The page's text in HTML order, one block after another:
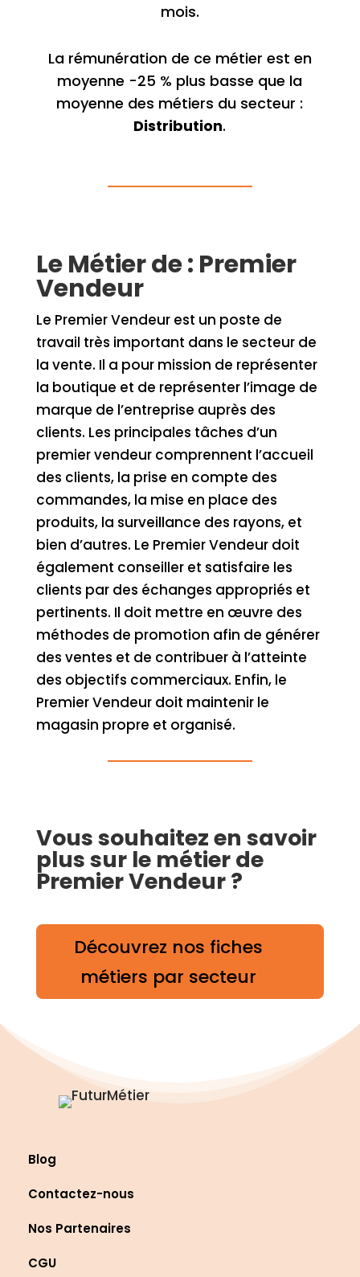
mois.
La rémunération de ce métier est en
moyenne -25 % plus basse que la
moyenne des métiers du secteur :
Distribution.
Le Métier de : Premier
Vendeur
Le Premier Vendeur est un poste de
travail très important dans le secteur de
la vente. Il a pour mission de représenter
la boutique et de représenter l’image de
marque de l’entreprise auprès des
clients. Les principales tâches d’un
premier vendeur comprennent l’accueil
des clients, la prise en compte des
commandes, la mise en place des
produits, la surveillance des rayons, et
bien d’autres. Le Premier Vendeur doit
également conseiller et satisfaire les
clients par des échanges appropriés et
pertinents. Il doit mettre en œuvre des
méthodes de promotion afin de générer
des ventes et de contribuer à l’atteinte
des objectifs commerciaux. Enfin, le
Premier Vendeur doit maintenir le
magasin propre et organisé.
Vous souhaitez en savoir
plus sur le métier de
Premier Vendeur ?
Découvrez nos fiches
métiers par secteur
Blog
Contactez-nous
Nos Partenaires
CGU